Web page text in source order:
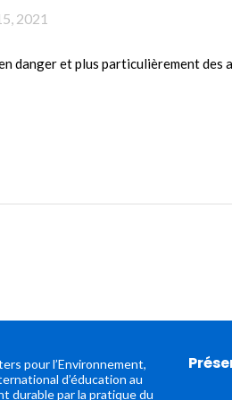
2021
danger et plus particulièrement des
pour l’Environnement,
d’éducation au
durable par la pratique du